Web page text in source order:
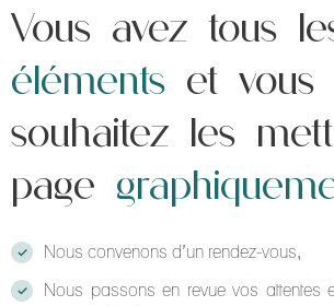
Vous avez tous
éléments et vous
souhaitez les
page
Nous convenons d’un rendez-vous,
Nous passons en revue vos attentes